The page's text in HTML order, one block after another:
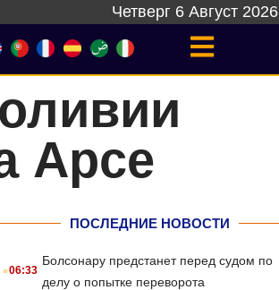
Четверг 6 Август 2026
Арсе
ПОСЛЕДНИЕ НОВОСТИ
.06:33
Болсонару предстанет перед судом по
делу о попытке переворота